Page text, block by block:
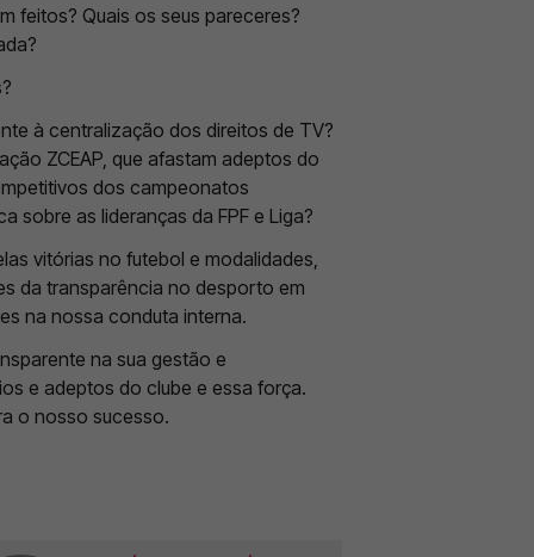
feitos? Quais os seus pareceres?
à centralização dos direitos de TV?
ZCEAP, que afastam adeptos do
dos campeonatos
sobre as lideranças da FPF e Liga?
vitórias no futebol e modalidades,
da transparência no desporto em
na nossa conduta interna.
na sua gestão e
e adeptos do clube e essa força.
o nosso sucesso.